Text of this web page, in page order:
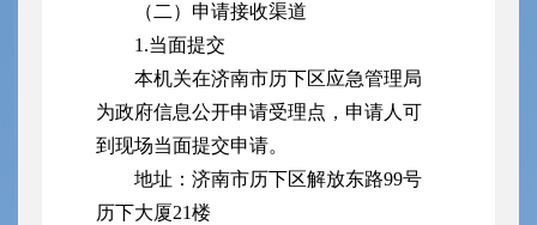
（二）申请接收渠道
1.当面提交
本机关在济南市历下区应急管理局
为政府信息公开申请受理点，申请人可
到现场当面提交申请。
地址：济南市历下区解放东路99号
历下大厦21楼